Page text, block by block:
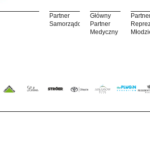
Partner
Samorządowy
Główny
Partner
Medyczny